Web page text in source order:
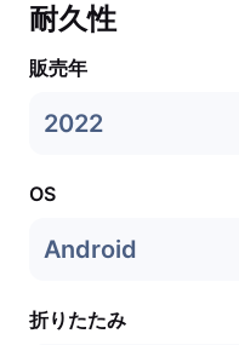
耐久性
販売年
2022
OS
Android
折りたたみ